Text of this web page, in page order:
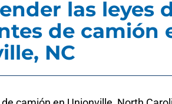
las leyes
de camión
NC